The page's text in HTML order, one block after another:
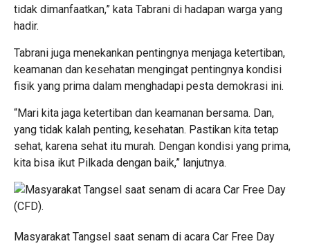
tidak dimanfaatkan,” kata Tabrani di hadapan warga yang
hadir.
Tabrani juga menekankan pentingnya menjaga ketertiban,
keamanan dan kesehatan mengingat pentingnya kondisi
fisik yang prima dalam menghadapi pesta demokrasi ini.
“Mari kita jaga ketertiban dan keamanan bersama. Dan,
yang tidak kalah penting, kesehatan. Pastikan kita tetap
sehat, karena sehat itu murah. Dengan kondisi yang prima,
kita bisa ikut Pilkada dengan baik,” lanjutnya.
Masyarakat Tangsel saat senam di acara Car Free Day